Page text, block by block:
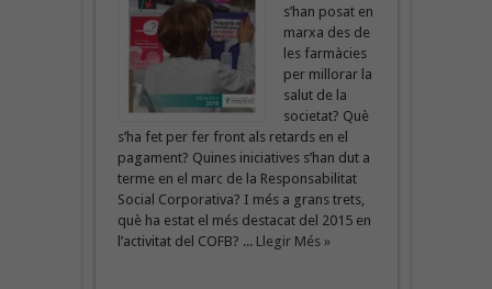
s’han posat en
marxa des de
les farmàcies
per millorar la
salut de la
societat? Què
s’ha fet per fer front als retards en el
pagament? Quines iniciatives s’han dut a
terme en el marc de la Responsabilitat
Social Corporativa? I més a grans trets,
què ha estat el més destacat del 2015 en
l’activitat del COFB? ... Llegir Més »